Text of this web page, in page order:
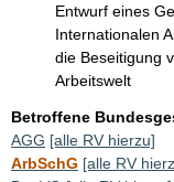
Entwurf eines
Internationalen
die Beseitigung
Arbeitswelt
Betroffene
AGG [alle RV hierzu]
ArbSchG [alle RV